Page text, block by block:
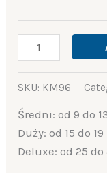
SKU: KM96
Średni: od 9 do
Duży: od 15 do
Deluxe: od 25